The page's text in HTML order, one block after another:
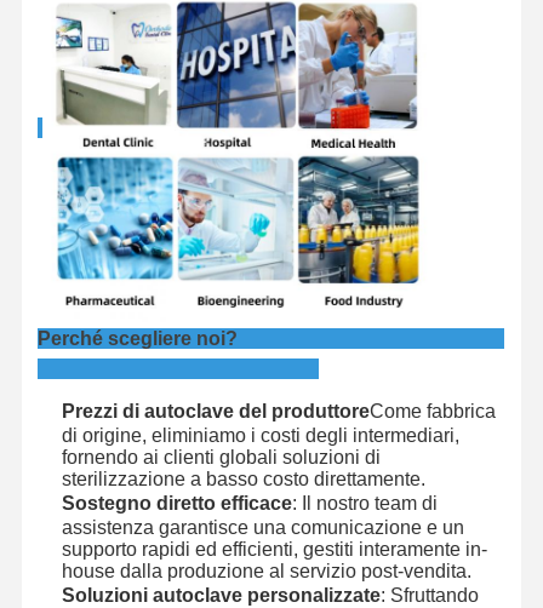
Perché scegliere noi?
Prezzi di autoclave del produttoreCome fabbrica
di origine, eliminiamo i costi degli intermediari,
fornendo ai clienti globali soluzioni di
sterilizzazione a basso costo direttamente.
Sostegno diretto efficace: Il nostro team di
assistenza garantisce una comunicazione e un
supporto rapidi ed efficienti, gestiti interamente in-
house dalla produzione al servizio post-vendita.
Soluzioni autoclave personalizzate: Sfruttando